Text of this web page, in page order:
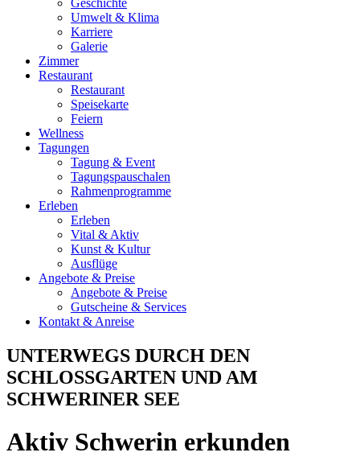
Umwelt & Klima
Karriere
Galerie
Zimmer
Restaurant
Restaurant
Speisekarte
Feiern
Wellness
Tagungen
Tagung & Event
Tagungspauschalen
Rahmenprogramme
Erleben
Erleben
Vital & Aktiv
Kunst & Kultur
Ausflüge
Angebote & Preise
Angebote & Preise
Gutscheine & Services
Kontakt & Anreise
UNTERWEGS DURCH DEN
SCHLOSSGARTEN UND AM
SCHWERINER SEE
Aktiv Schwerin erkunden